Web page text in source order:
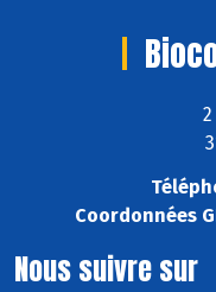
Coordonnées
Nous suivre sur